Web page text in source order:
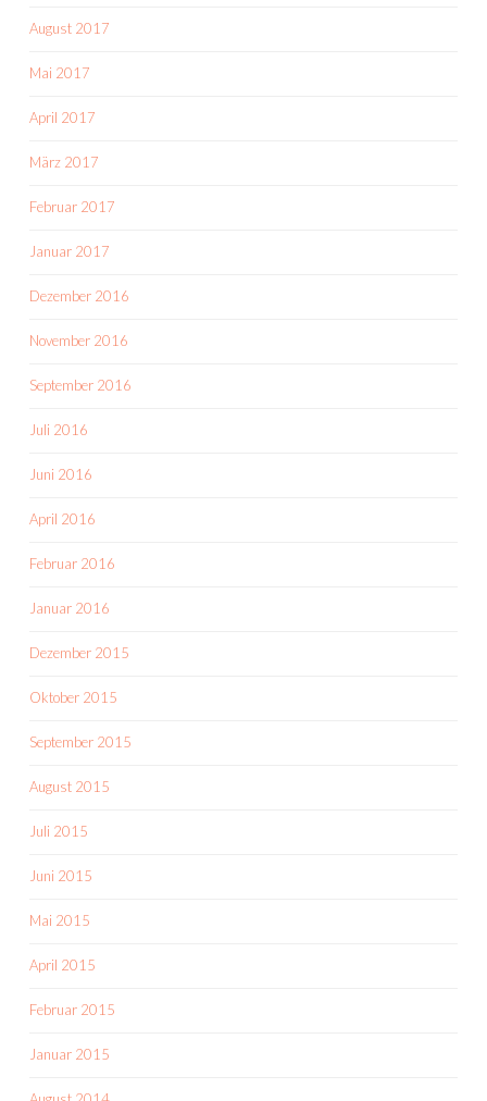
August 2017
Mai 2017
April 2017
März 2017
Februar 2017
Januar 2017
Dezember 2016
November 2016
September 2016
Juli 2016
Juni 2016
April 2016
Februar 2016
Januar 2016
Dezember 2015
Oktober 2015
September 2015
August 2015
Juli 2015
Juni 2015
Mai 2015
April 2015
Februar 2015
Januar 2015